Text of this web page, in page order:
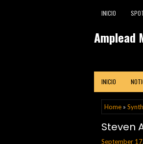
INICIO
Amplead
INICIO
Home »
Steven
September